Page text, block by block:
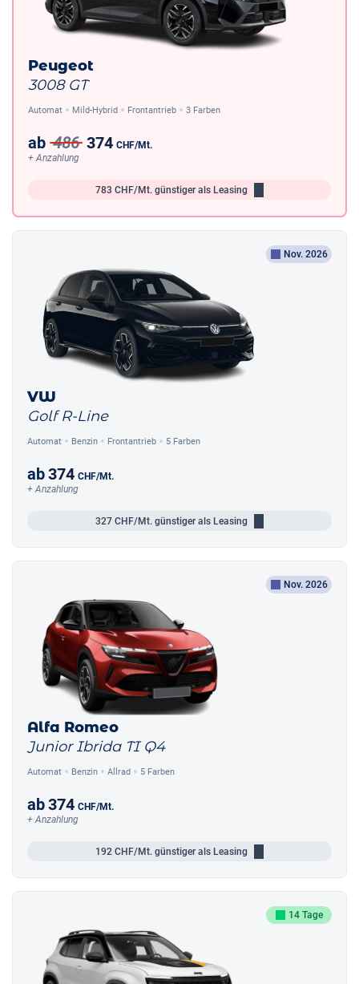
Peugeot
3008 GT
Automat Mild-Hybrid Frontantrieb 3 Farben
ab 486 374 CHF/Mt.
+ Anzahlung
783 CHF/Mt. günstiger als Leasing
Nov. 2026
VW
Golf R-Line
Automat Benzin Frontantrieb 5 Farben
ab374 CHF/Mt.
+ Anzahlung
327 CHF/Mt. günstiger als Leasing
Nov. 2026
Alfa Romeo
Junior Ibrida TI Q4
Automat Benzin Allrad 5 Farben
ab374 CHF/Mt.
+ Anzahlung
192 CHF/Mt. günstiger als Leasing
14 Tage